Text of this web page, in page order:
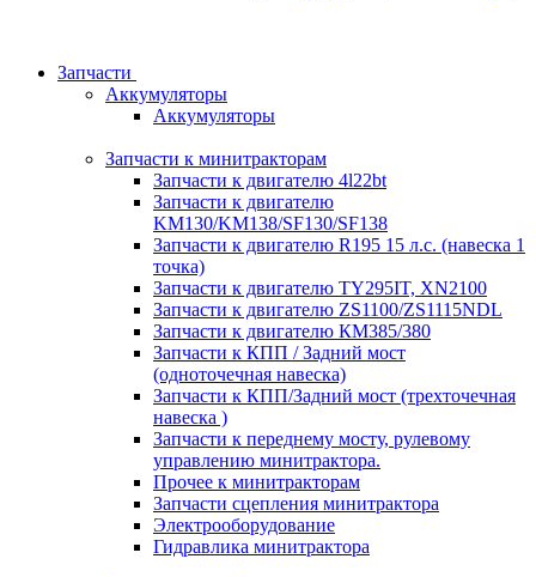
Запчасти
Аккумуляторы
Аккумуляторы
Запчасти к минитракторам
Запчасти к двигателю 4l22bt
Запчасти к двигателю
KM130/KM138/SF130/SF138
Запчасти к двигателю R195 15 л.с. (навеска 1
точка)
Запчасти к двигателю TY295IT, XN2100
Запчасти к двигателю ZS1100/ZS1115NDL
Запчасти к двигателю КМ385/380
Запчасти к КПП / Задний мост
(одноточечная навеска)
Запчасти к КПП/Задний мост (трехточечная
навеска )
Запчасти к переднему мосту, рулевому
управлению минитрактора.
Прочее к минитракторам
Запчасти сцепления минитрактора
Электрооборудование
Гидравлика минитрактора